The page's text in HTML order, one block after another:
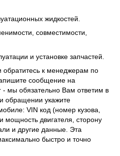
жидкостей.
совместимости,
и установке запчастей.
обратитесь к менеджерам по
сообщение на
- мы обязательно Вам ответим в
обращении укажите
VIN код (номер кузова,
мощность двигателя, сторону
и другие данные. Эта
быстро и точно